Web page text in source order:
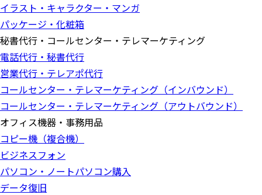
イラスト・キャラクター・マンガ
パッケージ・化粧箱
秘書代行・コールセンター・テレマーケティング
電話代行・秘書代行
営業代行・テレアポ代行
コールセンター・テレマーケティング（インバウンド）
コールセンター・テレマーケティング（アウトバウンド）
オフィス機器・事務用品
コピー機（複合機）
ビジネスフォン
パソコン・ノートパソコン購入
データ復旧